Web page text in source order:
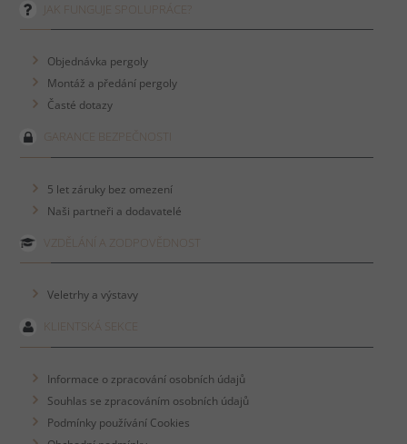
JAK FUNGUJE SPOLUPRÁCE?
Objednávka pergoly
Montáž a předání pergoly
Časté dotazy
GARANCE BEZPEČNOSTI
5 let záruky bez omezení
Naši partneři a dodavatelé
VZDĚLÁNÍ A ZODPOVĚDNOST
Veletrhy a výstavy
KLIENTSKÁ SEKCE
Informace o zpracování osobních údajů
Souhlas se zpracováním osobních údajů
Podmínky používání Cookies